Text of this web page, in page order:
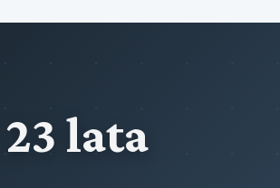
23 lata